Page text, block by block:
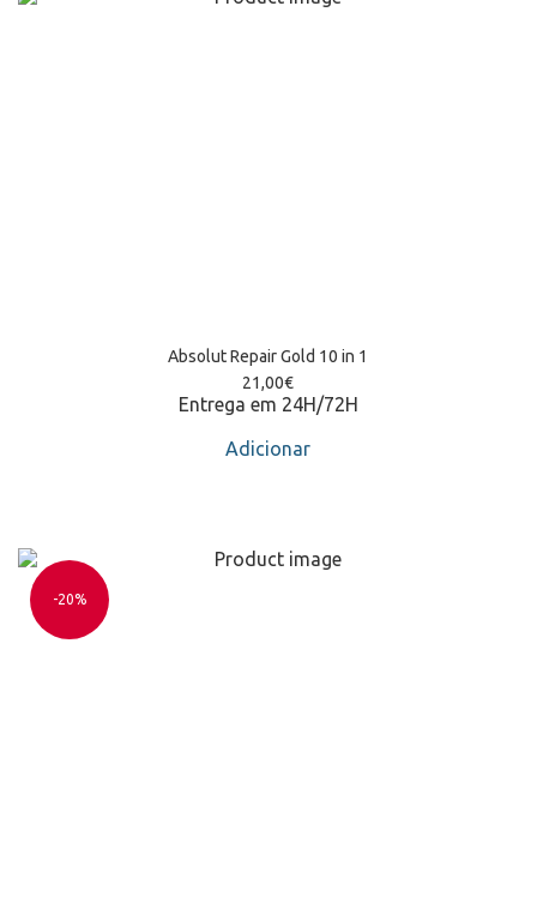
Absolut Repair Gold 10 in 1
21,00€
Entrega em 24H/72H
Adicionar
-20%